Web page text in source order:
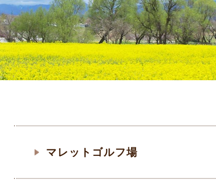
マレットゴルフ場